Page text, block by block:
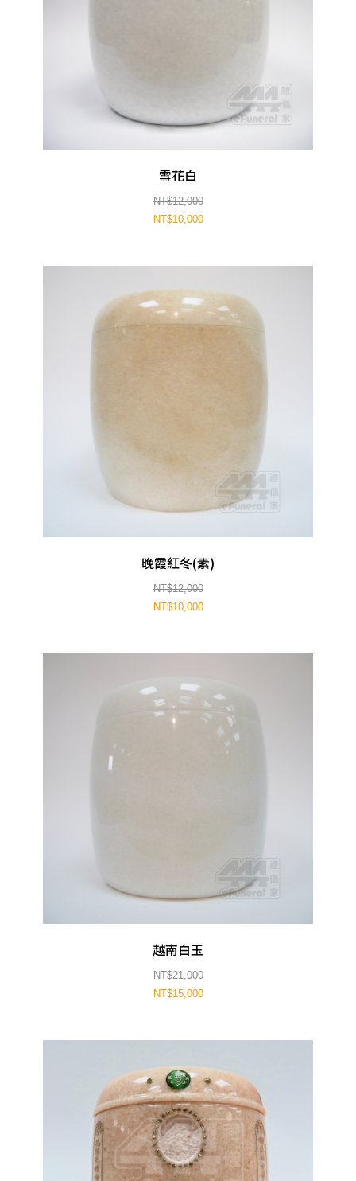
雪花白
NT$12,000
NT$10,000
晚霞紅冬(素)
NT$12,000
NT$10,000
越南白玉
NT$21,000
NT$15,000